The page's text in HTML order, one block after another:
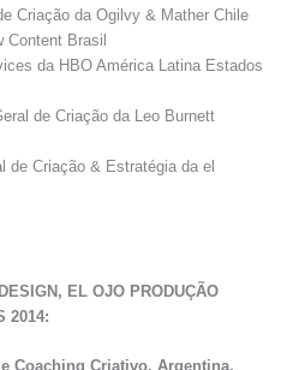
Criação da Ogilvy & Mather Chile
Content Brasil
da HBO América Latina Estados
de Criação da Leo Burnett
de Criação & Estratégia da el
EL OJO PRODUÇÃO
2014:
Coaching Criativo. Argentina.